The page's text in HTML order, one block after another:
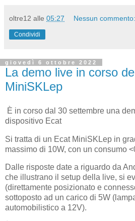
oltre12 alle 05:27 Nessun commento:
Condividi
giovedì 6 ottobre 2022
La demo live in corso
MiniSKLep
È in corso dal 30 settembre una
dispositivo Ecat
Si tratta di un Ecat MiniSKLep in
massimo di 10W, con un consumo
Dalle risposte date a riguardo da
che illustrano il setup della live, si
(direttamente posizionato e
sottoposto ad un carico di 5W
automobilistico a 12V).